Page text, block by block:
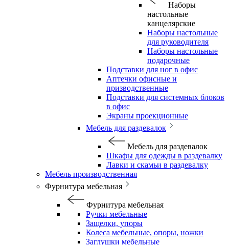
Наборы
настольные
канцелярские
Наборы настольные
для руководителя
Наборы настольные
подарочные
Подставки для ног в офис
Аптечки офисные и
призводственные
Подставки для системных блоков
в офис
Экраны проекционные
Мебель для раздевалок
Мебель для раздевалок
Шкафы для одежды в раздевалку
Лавки и скамьи в раздевалку
Мебель производственная
Фурнитура мебельная
Фурнитура мебельная
Ручки мебельные
Защелки, упоры
Колеса мебельные, опоры, ножки
Заглушки мебельные